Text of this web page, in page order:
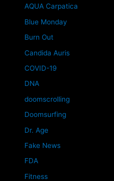
AQUA Carpatica
Blue Monday
Burn Out
Candida Auris
COVID-19
DNA
doomscrolling
Doomsurfing
Dr. Age
Fake News
FDA
Fitness